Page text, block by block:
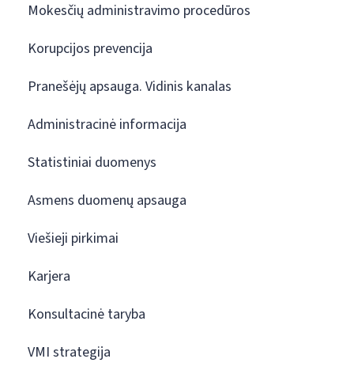
Mokesčių administravimo procedūros
Korupcijos prevencija
Pranešėjų apsauga. Vidinis kanalas
Administracinė informacija
Statistiniai duomenys
Asmens duomenų apsauga
Viešieji pirkimai
Karjera
Konsultacinė taryba
VMI strategija